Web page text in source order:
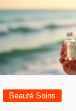
Beauté Soins